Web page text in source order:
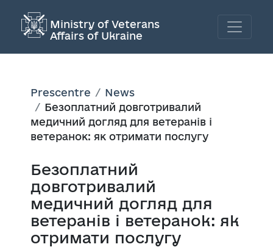
Ministry of Veterans
Affairs of Ukraine
Prescentre
News
Безоплатний довготривалий
медичний догляд для ветеранів і
ветеранок: як отримати послугу
Безоплатний
довготривалий
медичний догляд для
ветеранів і ветеранок: як
отримати послугу